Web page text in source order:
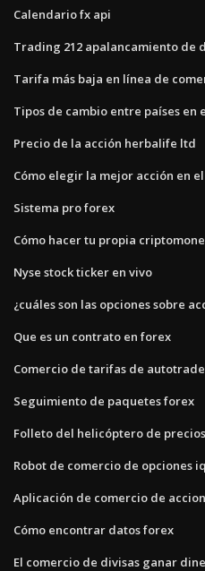
Calendario fx api
Trading 212 apalancamiento de
Tarifa más baja en línea de
Tipos de cambio entre países en
Precio de la acción herbalife ltd
Cómo elegir la mejor acción en
Sistema pro forex
Cómo hacer tu propia
Nyse stock ticker en vivo
¿cuáles son las opciones sobre
Que es un contrato en forex
Comercio de tarifas de
Seguimiento de paquetes forex
Folleto del helicóptero de
Robot de comercio de opciones iq
Aplicación de comercio de
Cómo encontrar datos forex
El comercio de divisas ganar